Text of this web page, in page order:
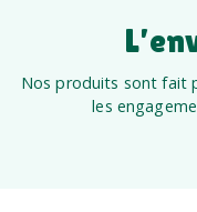
Nos produits sont fait
les